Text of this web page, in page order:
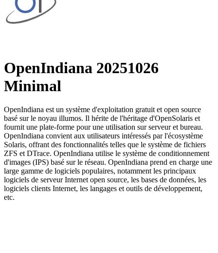
OpenIndiana 20251026
Minimal
OpenIndiana est un système d'exploitation gratuit et open source
basé sur le noyau illumos. Il hérite de l'héritage d'OpenSolaris et
fournit une plate-forme pour une utilisation sur serveur et bureau.
OpenIndiana convient aux utilisateurs intéressés par l'écosystème
Solaris, offrant des fonctionnalités telles que le système de fichiers
ZFS et DTrace. OpenIndiana utilise le système de conditionnement
d'images (IPS) basé sur le réseau. OpenIndiana prend en charge une
large gamme de logiciels populaires, notamment les principaux
logiciels de serveur Internet open source, les bases de données, les
logiciels clients Internet, les langages et outils de développement,
etc.